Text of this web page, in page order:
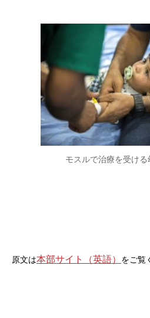
モスルで治療を受け
原文は本部サイト（英語） をご覧